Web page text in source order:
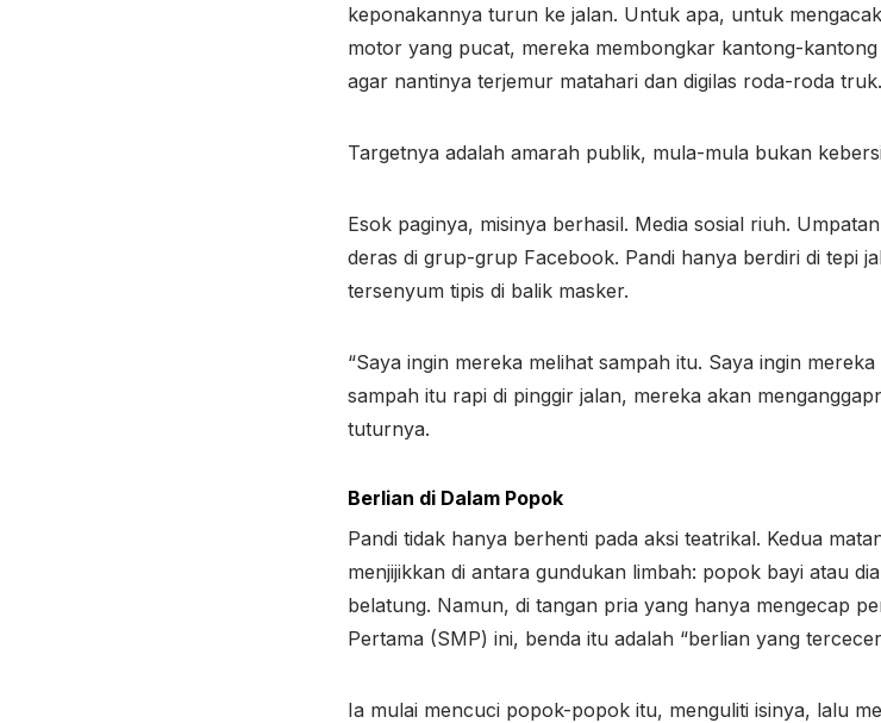
keponakannya turun ke jalan. Untuk apa, untuk
motor yang pucat, mereka membongkar kantong-
agar nantinya terjemur matahari dan digilas roda-roda truk.
Targetnya adalah amarah publik, mula-mula bukan
Esok paginya, misinya berhasil. Media sosial riuh.
deras di grup-grup Facebook. Pandi hanya berdiri di tepi
tersenyum tipis di balik masker.
“Saya ingin mereka melihat sampah itu. Saya ingin
sampah itu rapi di pinggir jalan, mereka akan
tuturnya.
Berlian di Dalam Popok
Pandi tidak hanya berhenti pada aksi teatrikal. Kedua
menjijikkan di antara gundukan limbah: popok bayi atau
belatung. Namun, di tangan pria yang hanya mengecap
Pertama (SMP) ini, benda itu adalah “berlian yang
Ia mulai mencuci popok-popok itu, menguliti isinya, lalu